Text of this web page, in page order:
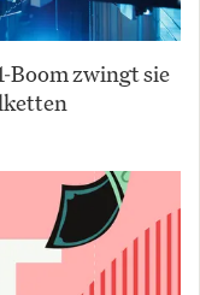
Boom zwingt sie